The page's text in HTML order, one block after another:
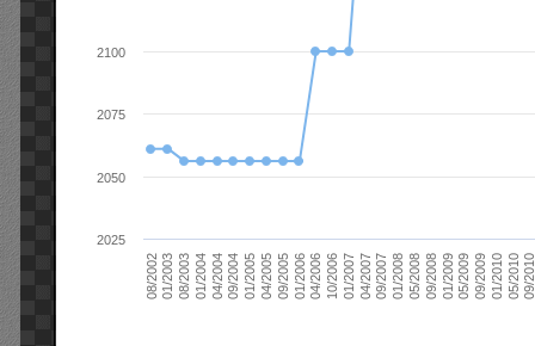
08/200201/200308/200301/200404/200409/200401/200504/200509/200501/200604/200610/200601/200704/200709/200701/200805/200809/200801/200905/200909/200901/201005/201009/
2025
2050
2075
2100